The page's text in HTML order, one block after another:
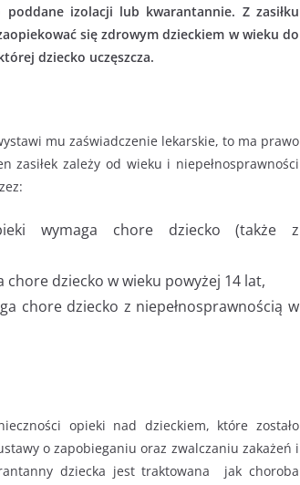
izolacji lub kwarantannie. Z zasiłku
się zdrowym dzieckiem w wieku do
dziecko uczęszcza.
mu zaświadczenie lekarskie, to ma prawo
zasiłek zależy od wieku i niepełnosprawności
wymaga chore dziecko (także z
dziecko w wieku powyżej 14 lat,
chore dziecko z niepełnosprawnością w
opieki nad dzieckiem, które zostało
o zapobieganiu oraz zwalczaniu zakażeń i
dziecka jest traktowana jak choroba